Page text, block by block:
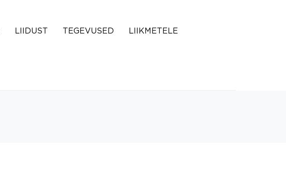
LIIDUST TEGEVUSED LIIKMETELE